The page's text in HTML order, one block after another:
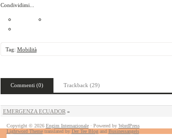
Condividimi...
Tag: Mobilità
Commenti (0) Trackback (29)
EMERGENZA ECUADOR »
Copyright © 2026 Engim Internazionale· Powered by WordPress
Lightword Themetranslated by Der Tee Blog and Businessangels